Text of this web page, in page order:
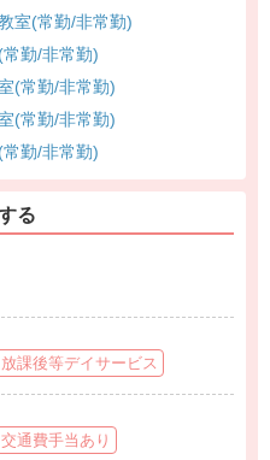
室(常勤/非常勤)
勤/非常勤)
(常勤/非常勤)
(常勤/非常勤)
勤/非常勤)
る
放課後等デイサービス
交通費手当あり